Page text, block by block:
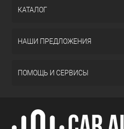
КАТАЛОГ
НАШИ ПРЕДЛОЖЕНИЯ
ПОМОЩЬ И СЕРВИСЫ